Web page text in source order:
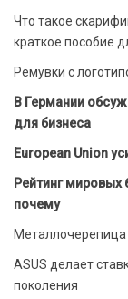
Что такое
краткое пособие
Ремувки с
В Германии
для бизнеса
European Union
Рейтинг мировых
почему
Металлочерепица
ASUS делает
поколения